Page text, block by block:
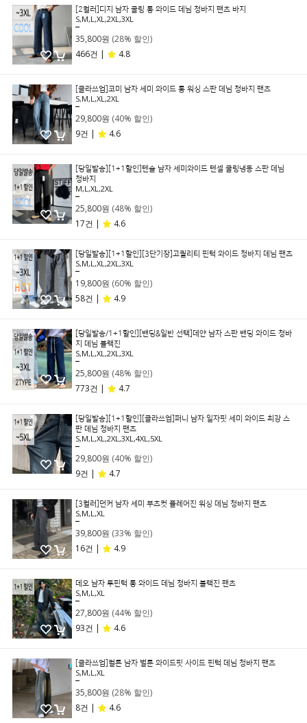
[2컬러]디지 남자 쿨링 롱 와이드 데님 청바지 팬츠 바지
S,M,L,XL,2XL,3XL
35,800원 (28% 할인)
466건 |
4.8
[클라쓰업]코미 남자 세미 와이드 롱 워싱 스판 데님 청바지 팬츠
S,M,L,XL,2XL
29,800원 (40% 할인)
9건 |
4.6
[당일발송][1+1할인]텐슬 남자 세미와이드 텐셀 쿨링냉동 스판 데님
청바지
M,L,XL,2XL
25,800원 (48% 할인)
17건 |
4.6
[당일발송][1+1할인][3단기장]고퀄리티 핀턱 와이드 청바지 데님 팬츠
S,M,L,XL,2XL,3XL
19,800원 (60% 할인)
58건 |
4.9
[당일발송/1+1할인][밴딩&일반 선택]데얀 남자 스판 밴딩 와이드 청바
지 데님 블랙진
S,M,L,XL,2XL,3XL
25,800원 (48% 할인)
773건 |
4.7
[당일발송][1+1할인][클라쓰업]퍼니 남자 일자핏 세미 와이드 최강 스
판 데님 청바지 팬츠
S,M,L,XL,2XL,3XL,4XL,5XL
29,800원 (40% 할인)
9건 |
4.7
[3컬러]던커 남자 세미 부츠컷 플레어진 워싱 데님 청바지 팬츠
S,M,L,XL
39,800원 (33% 할인)
16건 |
4.9
데오 남자 투핀턱 롱 와이드 데님 청바지 블랙진 팬츠
S,M,L,XL
27,800원 (44% 할인)
93건 |
4.6
[클라쓰업]컬튼 남자 벌룬 와이드핏 사이드 핀턱 데님 청바지 팬츠
S,M,L,XL
35,800원 (28% 할인)
8건 |
4.6